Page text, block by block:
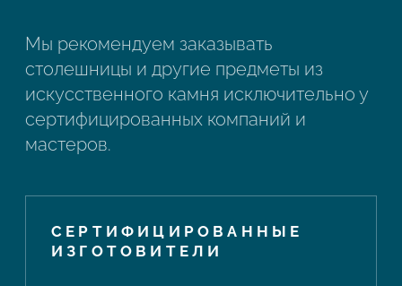
Мы рекомендуем заказывать
столешницы и другие предметы из
искусственного камня исключительно у
сертифицированных компаний и
мастеров.
СЕРТИФИЦИРОВАННЫЕ
ИЗГОТОВИТЕЛИ